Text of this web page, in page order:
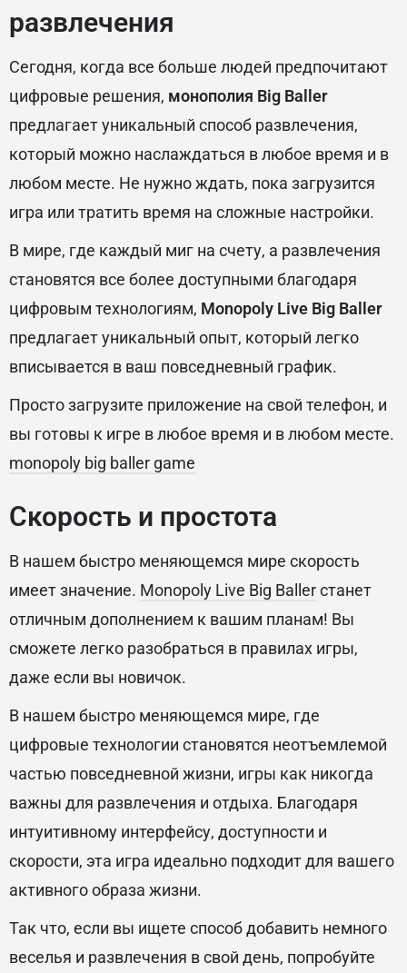
развлечения
Сегодня, когда все больше людей предпочитают
цифровые решения, монополия Big Baller
предлагает уникальный способ развлечения,
который можно наслаждаться в любое время и в
любом месте. Не нужно ждать, пока загрузится
игра или тратить время на сложные настройки.
В мире, где каждый миг на счету, а развлечения
становятся все более доступными благодаря
цифровым технологиям, Monopoly Live Big Baller
предлагает уникальный опыт, который легко
вписывается в ваш повседневный график.
Просто загрузите приложение на свой телефон, и
вы готовы к игре в любое время и в любом месте.
monopoly big baller game
Скорость и простота
В нашем быстро меняющемся мире скорость
имеет значение. Monopoly Live Big Ballerстанет
отличным дополнением к вашим планам! Вы
сможете легко разобраться в правилах игры,
даже если вы новичок.
В нашем быстро меняющемся мире, где
цифровые технологии становятся неотъемлемой
частью повседневной жизни, игры как никогда
важны для развлечения и отдыха. Благодаря
интуитивному интерфейсу, доступности и
скорости, эта игра идеально подходит для вашего
активного образа жизни.
Так что, если вы ищете способ добавить немного
веселья и развлечения в свой день, попробуйте